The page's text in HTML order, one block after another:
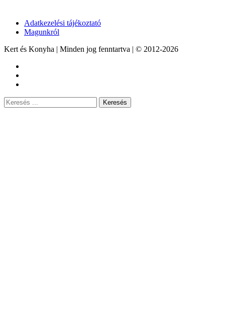
Adatkezelési tájékoztató
Magunkról
Kert és Konyha | Minden jog fenntartva | © 2012-2026